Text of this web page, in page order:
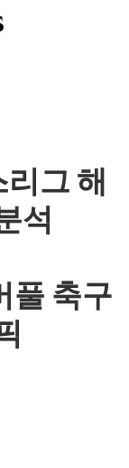
그 해
석
풀 축구